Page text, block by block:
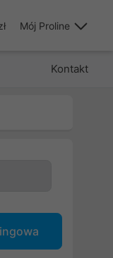
Mój Proline
Kontakt